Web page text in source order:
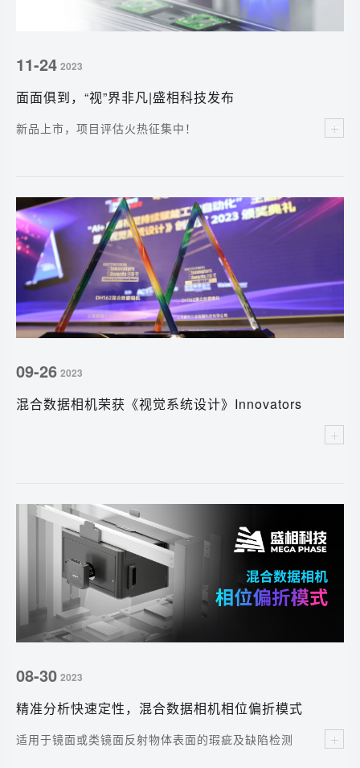
11-24 2023
面面俱到，“视”界非凡|盛相科技发布
Sizector®SX系列多投影3D相机
新品上市，项目评估火热征集中！
09-26 2023
混合数据相机荣获《视觉系统设计》Innovators
08-30 2023
精准分析快速定性，混合数据相机相位偏折模式
适用于镜面或类镜面反射物体表面的瑕疵及缺陷检测